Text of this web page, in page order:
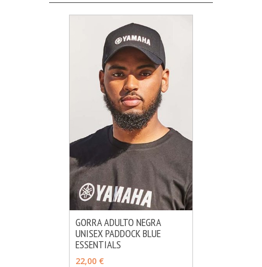
AÑADIR MÁS INFO
GORRA ADULTO NEGRA
UNISEX PADDOCK BLUE
ESSENTIALS
22,00 €